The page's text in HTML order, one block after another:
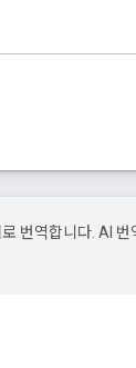
번역합니다. AI 번